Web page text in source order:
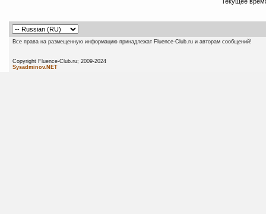
Все права на размещенную информацию принадлежат Fluence-Club.ru и авторам сообщений!
Copyright Fluence-Club.ru;
Sysadminov.NET